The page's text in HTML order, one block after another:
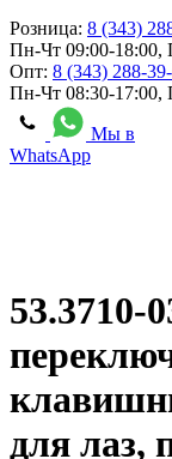
Розница: 8 (343)
Пн-Чт 09:00-18:00,
Опт: 8 (343) 288-
Пн-Чт 08:30-17:00,
Мы в
WhatsApp
53.3710-
для лаз,